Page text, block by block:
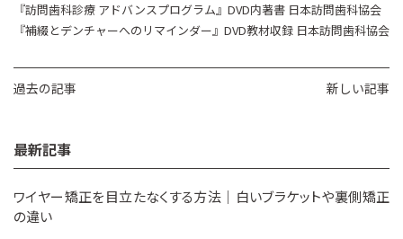
『訪問歯科診療 アドバンスプログラム』DVD内著書 日本訪問歯科協会
『補綴とデンチャーへのリマインダー』DVD教材収録 日本訪問歯科協会
新しい記事
過去の記事
最新記事
ワイヤー矯正を目立たなくする方法｜白いブラケットや裏側矯正
の違い